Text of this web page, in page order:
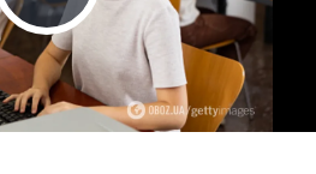
Play Video